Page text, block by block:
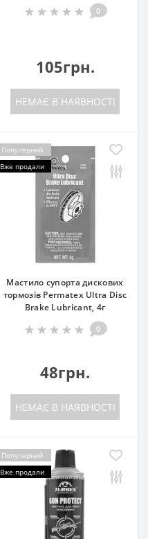
0
105грн.
НЕМАЄ В НАЯВНОСТІ
Популярний
Вже продали
Мастило супорта дискових
тормозів Permatex Ultra Disc
Brake Lubricant, 4г
0
48грн.
НЕМАЄ В НАЯВНОСТІ
Популярний
Вже продали